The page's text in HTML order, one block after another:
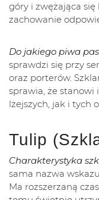
góry i zwężająca się
zachowanie
Do jakiego piwa
sprawdzi się przy
oraz porterów.
sprawia, że
lżejszych, jak i tych
Tulip
Charakterystyka
sama nazwa
Ma rozszerzaną